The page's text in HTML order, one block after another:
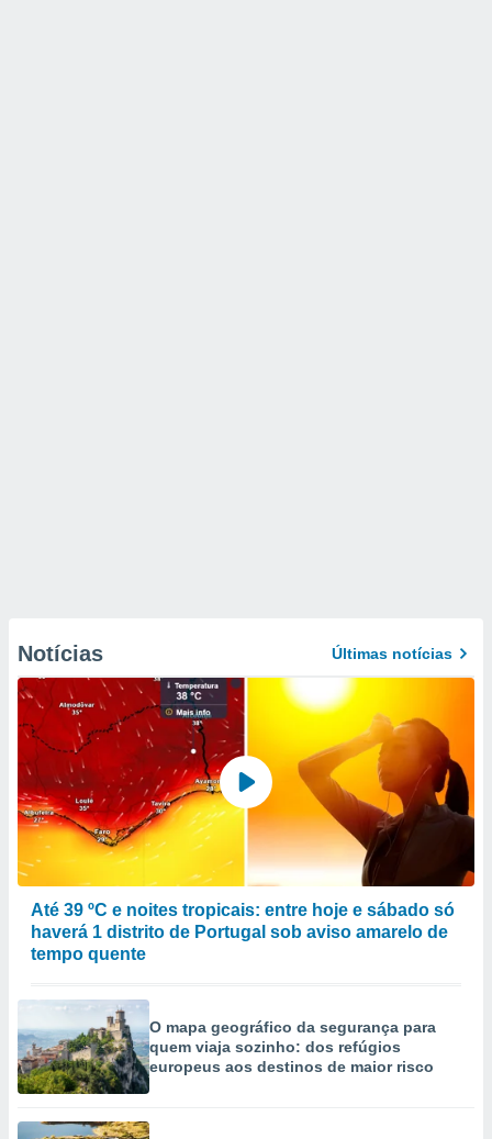
Notícias Últimas notícias
Até 39 ºC e noites tropicais: entre hoje e sábado só
haverá 1 distrito de Portugal sob aviso amarelo de
tempo quente
O mapa geográfico da segurança para
quem viaja sozinho: dos refúgios
europeus aos destinos de maior risco